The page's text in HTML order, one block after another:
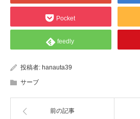
Pocket
feedly
投稿者: hanauta39
サーブ
前の記事